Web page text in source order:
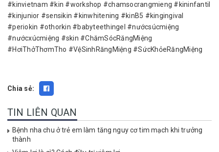
#kinvietnam #kin #workshop #chamsocrangmieng #kininfantil
#kinjunior #sensikin #kinwhitening #kinB5 #kingingival
#periokin #othorkin #babyteethingel #nướcsúcmiệng
#nướcxúcmiệng #skin #ChămSócRăngMiệng
#HơiThởThơmTho #VệSinhRăngMiệng #SứcKhỏeRăngMiệng
Chia sẻ:
TIN LIÊN QUAN
Bệnh nha chu ở trẻ em làm tăng nguy cơ tim mạch khi trưởng
thành